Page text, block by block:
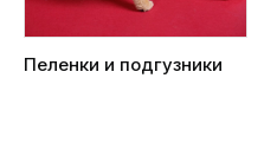
Пеленки и подгузники